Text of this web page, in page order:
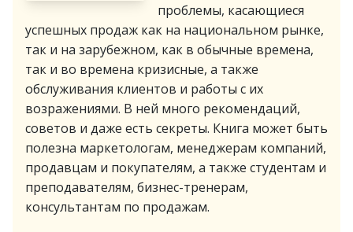
проблемы, касающиеся
успешных продаж как на национальном рынке,
так и на зарубежном, как в обычные времена,
так и во времена кризисные, а также
обслуживания клиентов и работы с их
возражениями. В ней много рекомендаций,
советов и даже есть секреты. Книга может быть
полезна маркетологам, менеджерам компаний,
продавцам и покупателям, а также студентам и
преподавателям, бизнес-тренерам,
консультантам по продажам.